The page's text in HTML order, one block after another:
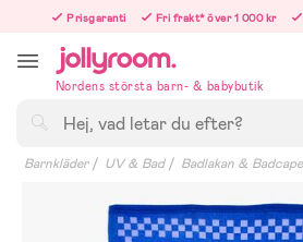
innehållet
Prisgaranti Fri frakt* över 1 000 kr
Nordens största barn- & babybutik
Barnkläder UV & Bad Badlakan &